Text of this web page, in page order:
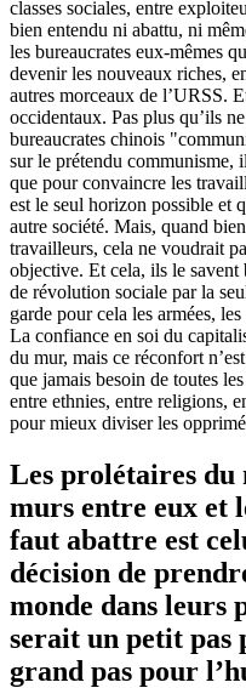
classes sociales, entre
bien entendu ni abattu, ni
les bureaucrates eux-mêmes
devenir les nouveaux riches,
autres morceaux de l’URSS.
occidentaux. Pas plus qu’ils
bureaucrates chinois
sur le prétendu communisme,
que pour convaincre les
est le seul horizon possible et
autre société. Mais, quand
travailleurs, cela ne voudrait
objective. Et cela, ils le savent
de révolution sociale par la
garde pour cela les armées,
La confiance en soi du
du mur, mais ce réconfort
que jamais besoin de toutes
entre ethnies, entre religions,
pour mieux diviser les
Les prolétaires du
murs entre eux et
faut abattre est
décision de
monde dans leurs
serait un petit pas
grand pas pour